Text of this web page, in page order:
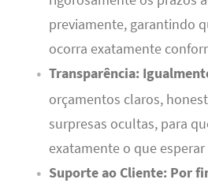
previamente, garantindo
ocorra exatamente
Transparência:
orçamentos claros,
surpresas ocultas, para
exatamente o que
Suporte ao Cliente: Por